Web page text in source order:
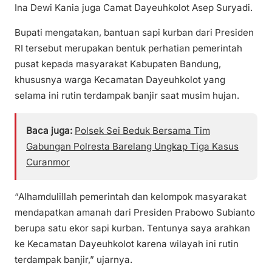
Ina Dewi Kania juga Camat Dayeuhkolot Asep Suryadi.
Bupati mengatakan, bantuan sapi kurban dari Presiden
RI tersebut merupakan bentuk perhatian pemerintah
pusat kepada masyarakat Kabupaten Bandung,
khususnya warga Kecamatan Dayeuhkolot yang
selama ini rutin terdampak banjir saat musim hujan.
Baca juga: Polsek Sei Beduk Bersama Tim
Gabungan Polresta Barelang Ungkap Tiga Kasus
Curanmor
“Alhamdulillah pemerintah dan kelompok masyarakat
mendapatkan amanah dari Presiden Prabowo Subianto
berupa satu ekor sapi kurban. Tentunya saya arahkan
ke Kecamatan Dayeuhkolot karena wilayah ini rutin
terdampak banjir,” ujarnya.